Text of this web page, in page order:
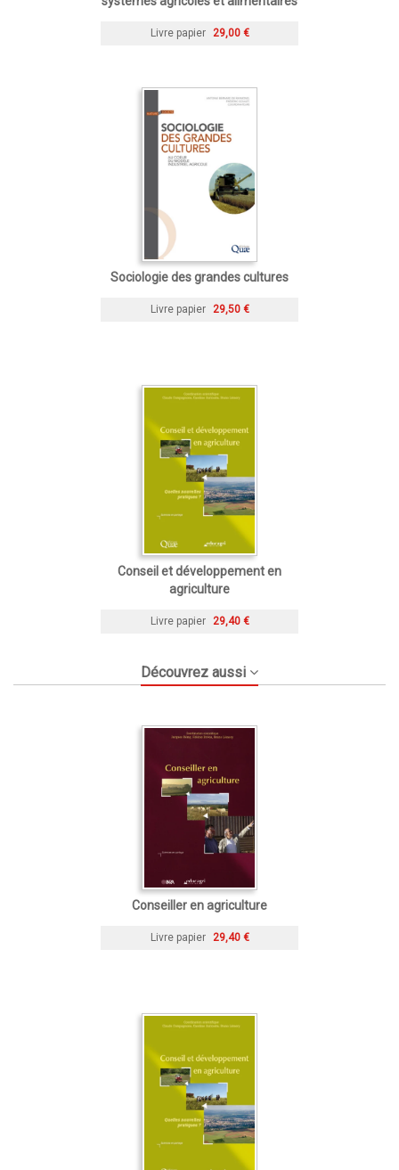
Livre papier 29,00 €
Sociologie des grandes cultures
Livre papier 29,50 €
Conseil et développement en
agriculture
Livre papier 29,40 €
Découvrez aussi
Conseiller en agriculture
Livre papier 29,40 €